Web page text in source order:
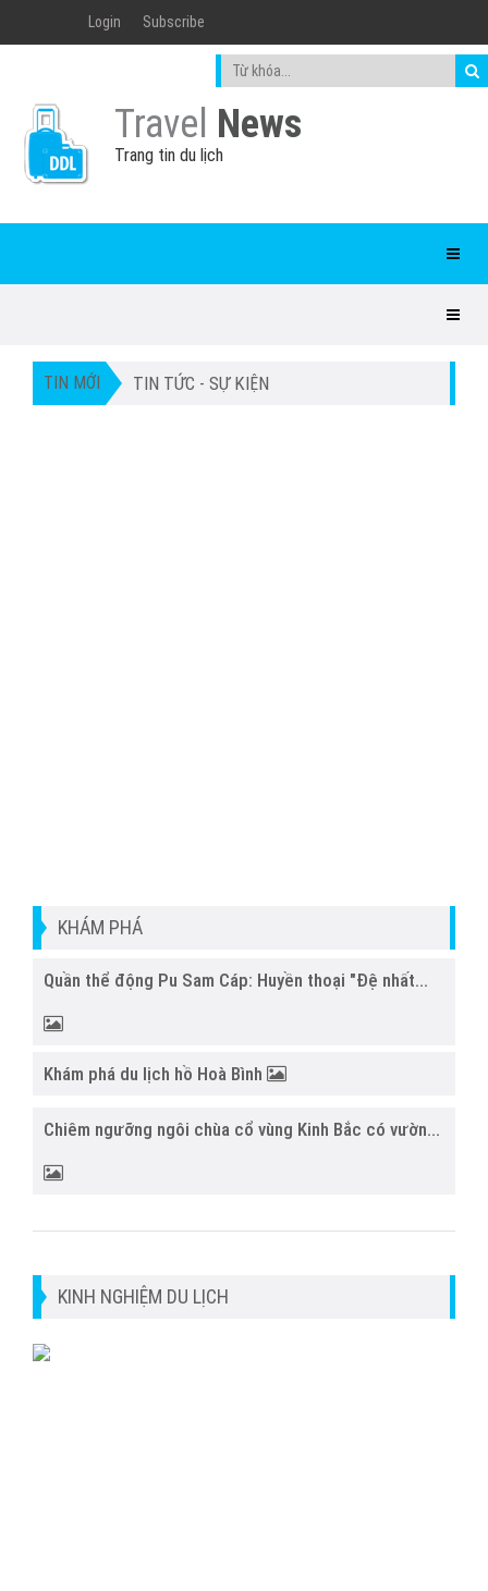
Login Subscribe
Travel News
Trang tin du lịch
TIN MỚI TIN TỨC - SỰ KIỆN
KHÁM PHÁ
Quần thể động Pu Sam Cáp: Huyền thoại "Đệ nhất...
Khám phá du lịch hồ Hoà Bình
Chiêm ngưỡng ngôi chùa cổ vùng Kinh Bắc có vườn...
KINH NGHIỆM DU LỊCH